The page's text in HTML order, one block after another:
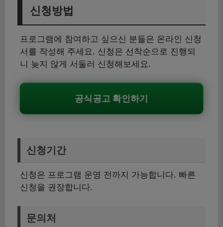
신청방법
프로그램에 참여하고 싶으신 분들은 온라인 신청
서를 작성해 주세요. 신청은 선착순으로 진행되
니 늦지 않게 서둘러 신청해보세요.
공식공고 확인하기
신청기간
신청은 프로그램 운영 전까지 가능합니다. 빠른
신청을 권장합니다.
문의처